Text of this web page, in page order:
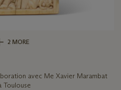
2 MORE
avec Me Xavier Marambat
Toulouse